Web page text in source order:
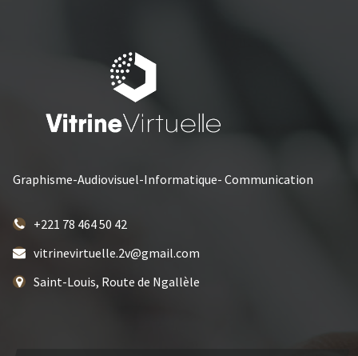
Graphisme-Audiovisuel-Informatique- Communication
+221 78 464 50 42
vitrinevirtuelle.2v@gmail.com
Saint-Louis, Route de Ngallèle